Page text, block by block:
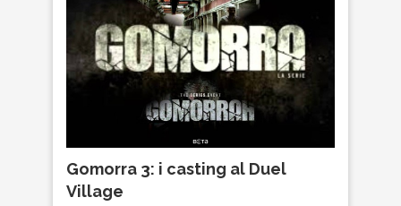
Gomorra 3: i casting al Duel
Village